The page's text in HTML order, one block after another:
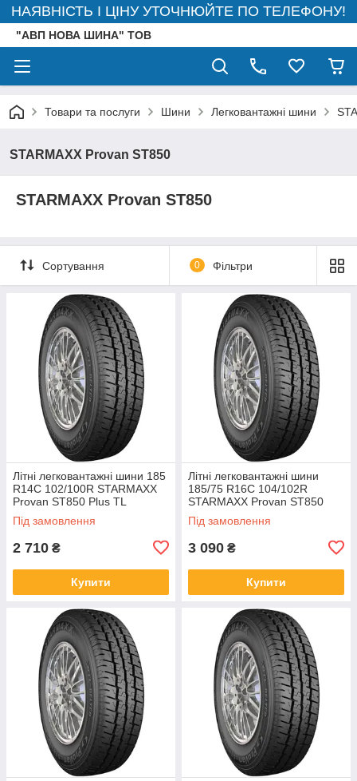
НАЯВНІСТЬ І ЦІНУ УТОЧНЮЙТЕ ПО ТЕЛЕФОНУ!
"АВП НОВА ШИНА" ТОВ
Товари та послуги Шини Легковантажні шини
STARMAXX Provan ST850
STARMAXX Provan ST850
Сортування 0 Фільтри
Літні легковантажні шини 185
R14C 102/100R STARMAXX
Provan ST850 Plus TL
Під замовлення
2 710 ₴
Купити
Літні легковантажні шини
185/75 R16C 104/102R
STARMAXX Provan ST850
Plus TL
Під замовлення
3 090 ₴
Купити